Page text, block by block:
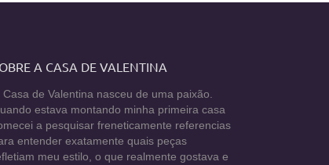
A CASA DE VALENTINA
Casa de Valentina nasceu de uma paixão.
estava montando minha primeira casa
a pesquisar freneticamente referencias
entender exatamente quais peças
meu estilo, o que realmente gostava e